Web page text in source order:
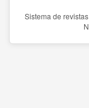
Sistema de